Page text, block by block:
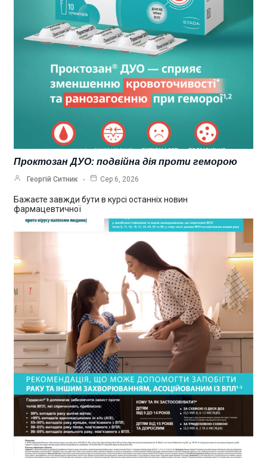
Проктозан ДУО: подвійна дія проти геморою
Георгій Ситник Сер 6, 2026
Бажаєте завжди бути в курсі останніх новин
фармацевтичної